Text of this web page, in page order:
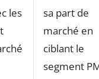
les
sa part de
marché en
ciblant le
segment